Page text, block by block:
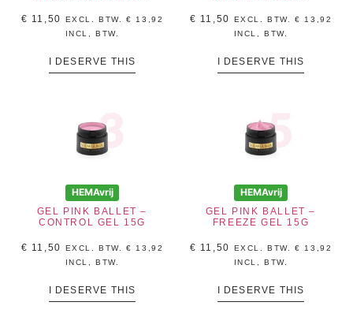
€ 11,50 EXCL. BTW.€
13,92
INCL, BTW.
I DESERVE THIS
€ 11,50 EXCL. BTW.€
13,92
INCL, BTW.
I DESERVE THIS
HEMAvrij
GEL PINK BALLET –
CONTROL GEL 15G
€ 11,50 EXCL. BTW.€
13,92
INCL, BTW.
I DESERVE THIS
HEMAvrij
GEL PINK BALLET –
FREEZE GEL 15G
€ 11,50 EXCL. BTW.€
13,92
INCL, BTW.
I DESERVE THIS